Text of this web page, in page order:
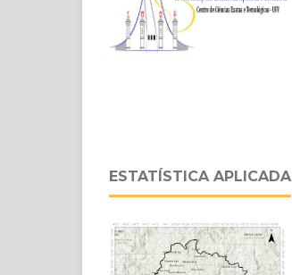
ESTATÍSTICA APLICADA